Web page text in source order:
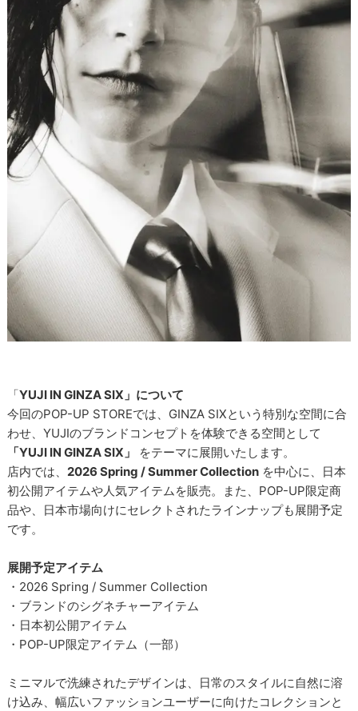
「YUJI IN GINZA SIX」について
今回のPOP-UP STOREでは、GINZA SIXという特別な空間に合
わせ、YUJIのブランドコンセプトを体験できる空間として
「YUJI IN GINZA SIX」
をテーマに展開いたします。
店内では、2026 Spring / Summer Collection を中心に、日本
初公開アイテムや人気アイテムを販売。また、POP-UP限定商
品や、日本市場向けにセレクトされたラインナップも展開予定
です。
展開予定アイテム
・2026 Spring / Summer Collection
・ブランドのシグネチャーアイテム
・日本初公開アイテム
・POP-UP限定アイテム（一部）
ミニマルで洗練されたデザインは、日常のスタイルに自然に溶
け込み、幅広いファッションユーザーに向けたコレクションと